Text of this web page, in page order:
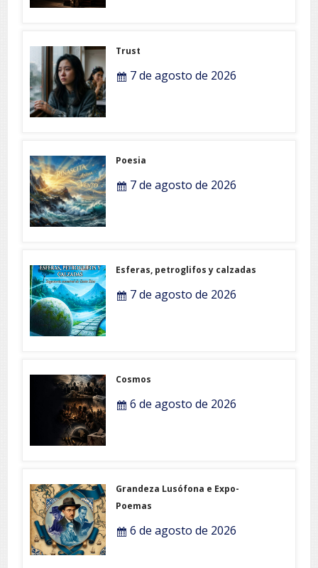
Trust
7 de agosto de 2026
Poesia
7 de agosto de 2026
Esferas, petroglifos y calzadas
7 de agosto de 2026
Cosmos
6 de agosto de 2026
Grandeza Lusófona e Expo-
Poemas
6 de agosto de 2026